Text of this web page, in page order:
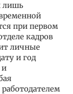
лишь
при первом
кадров
личные
и год
и